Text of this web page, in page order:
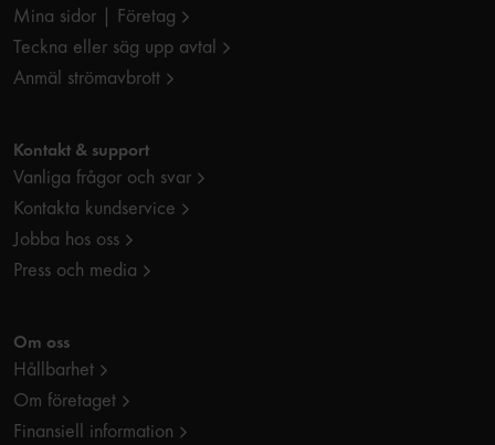
Mina sidor | Företag
Teckna eller säg upp avtal
Anmäl strömavbrott
Kontakt & support
Vanliga frågor och svar
Kontakta kundservice
Jobba hos oss
Press och media
Om oss
Hållbarhet
Om företaget
Finansiell information